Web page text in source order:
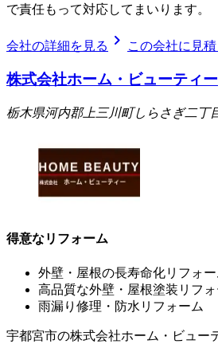
で責任もって対応してまいります。
会社の詳細を見る chevron_right この会社に見
株式会社ホーム・ビューティー
栃木県河内郡上三川町しらさぎ二丁
得意なリフォーム
外壁・屋根の長寿命化リフォー
高品質な外壁・屋根塗装リフォ
雨漏り修理・防水リフォーム
宇都宮市の株式会社ホーム・ビュー